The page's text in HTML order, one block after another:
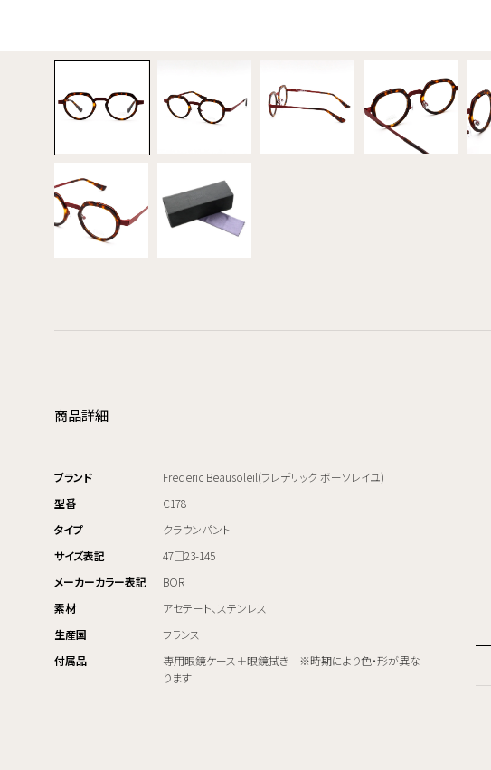
商品詳細
ブランド
Frederic Beausoleil(フレデリック ボーソレイユ)
型番
C178
タイプ
クラウンパント
サイズ表記
47□23-145
メーカーカラー表記
BOR
素材
アセテート、ステンレス
生産国
フランス
付属品
専用眼鏡ケース＋眼鏡拭き ※時期により色・形が異な
ります